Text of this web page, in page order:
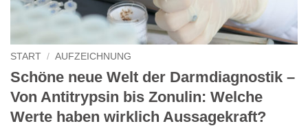
START / AUFZEICHNUNG
Schöne neue Welt der Darmdiagnostik –
Von Antitrypsin bis Zonulin: Welche
Werte haben wirklich Aussagekraft?